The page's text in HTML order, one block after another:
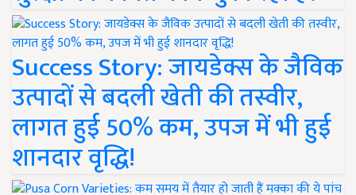
Success Story: जायडेक्स के जैविक
उत्पादों से बदली खेती की तस्वीर,
लागत हुई 50% कम, उपज में भी हुई
शानदार वृद्धि!